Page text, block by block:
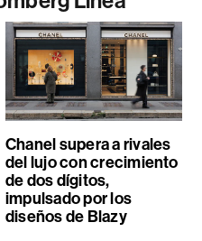
Chanel supera a rivales
del lujo con crecimiento
de dos dígitos,
impulsado por los
diseños de Blazy